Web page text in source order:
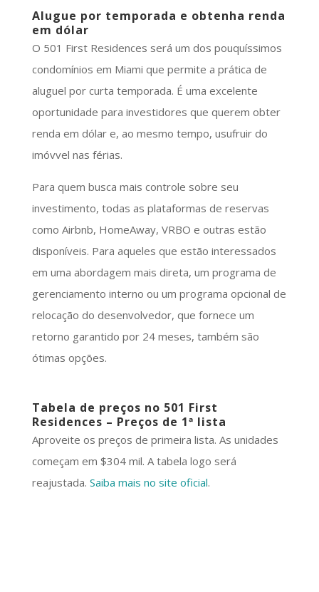
Alugue por temporada e obtenha renda
em dólar
O 501 First Residences será um dos pouquíssimos
condomínios em Miami que permite a prática de
aluguel por curta temporada. É uma excelente
oportunidade para investidores que querem obter
renda em dólar e, ao mesmo tempo, usufruir do
imóvvel nas férias.
Para quem busca mais controle sobre seu
investimento, todas as plataformas de reservas
como Airbnb, HomeAway, VRBO e outras estão
disponíveis. Para aqueles que estão interessados ​​
em uma abordagem mais direta, um programa de
gerenciamento interno ou um programa opcional de
relocação do desenvolvedor, que fornece um
retorno garantido por 24 meses, também são
ótimas opções.
Tabela de preços no 501 First
Residences – Preços de 1ª lista
Aproveite os preços de primeira lista. As unidades
começam em $304 mil. A tabela logo será
reajustada. Saiba mais no site oficial.